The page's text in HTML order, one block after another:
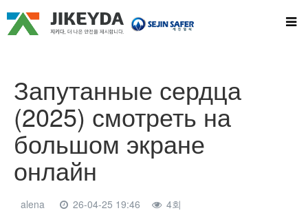
Запутанные сердца
(2025) смотреть на
большом экране
онлайн
alena 26-04-25 19:46 4회